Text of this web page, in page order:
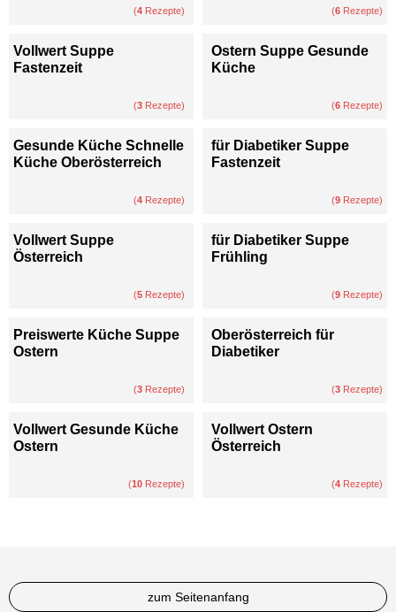
(4 Rezepte) (6 Rezepte)
Vollwert Suppe
Fastenzeit
(3 Rezepte)
Ostern Suppe Gesunde
Küche
(6 Rezepte)
Gesunde Küche Schnelle
Küche Oberösterreich
(4 Rezepte)
für Diabetiker Suppe
Fastenzeit
(9 Rezepte)
Vollwert Suppe
Österreich
(5 Rezepte)
für Diabetiker Suppe
Frühling
(9 Rezepte)
Preiswerte Küche Suppe
Ostern
(3 Rezepte)
Oberösterreich für
Diabetiker
(3 Rezepte)
Vollwert Gesunde Küche
Ostern
(10 Rezepte)
Vollwert Ostern
Österreich
(4 Rezepte)
zum Seitenanfang